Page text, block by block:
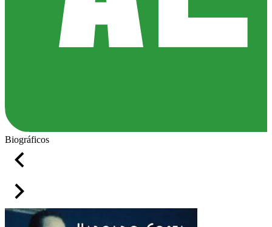
Biográficos